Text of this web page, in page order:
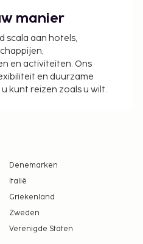
manier
scala aan hotels,
en activiteiten. Ons
en duurzame
kunt reizen zoals u wilt.
Denemarken
Italië
Griekenland
Zweden
Verenigde Staten